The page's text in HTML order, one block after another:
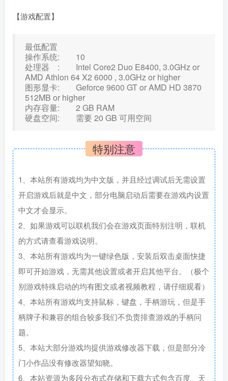
【游戏配置】
最低配置
操作系统: 10
处理器 : Intel Core2 Duo E8400, 3.0GHz or
AMD Athlon 64 X2 6000 , 3.0GHz or higher
图形显卡: Geforce 9600 GT or AMD HD 3870
512MB or higher
内存容量: 2 GB RAM
硬盘空间: 需要 20 GB 可用空间
特别注意
1、本站所有游戏均为中文版，并且经过调试后无需设置
开启游戏后就是中文，部分电脑启动后需要在游戏内设置
中文才会显示。
2、如果游戏可以联机我们会在游戏页面特别注明，联机
的方式请查看游戏说明。
3、本站所有游戏均为一键绿色版，安装后双击桌面快捷
即可开始游戏，无需其他设置或者开启其他平台。（极个
别游戏特殊启动的均有图文或者视频教程，请仔细观看）
4、本站所有游戏均支持鼠标，键盘，手柄游玩，但是手
柄牌子和兼容的组合较多我们不负责排查游戏的手柄问
题。
5、本站大部分游戏均提供游戏修改器下载，但是部分冷
门小作品没有修改器望知晓。
6、本站资源为多段分布式存储和下载方式包含百度、天